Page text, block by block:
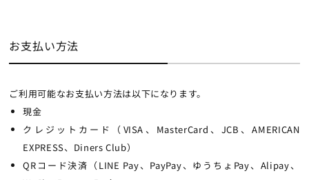
お支払い方法
ご利用可能なお支払い方法は以下になります。
現金
クレジットカード（VISA、MasterCard、JCB、AMERICAN
EXPRESS、Diners Club）
QRコード決済（LINE Pay、PayPay、ゆうちょPay、Alipay、